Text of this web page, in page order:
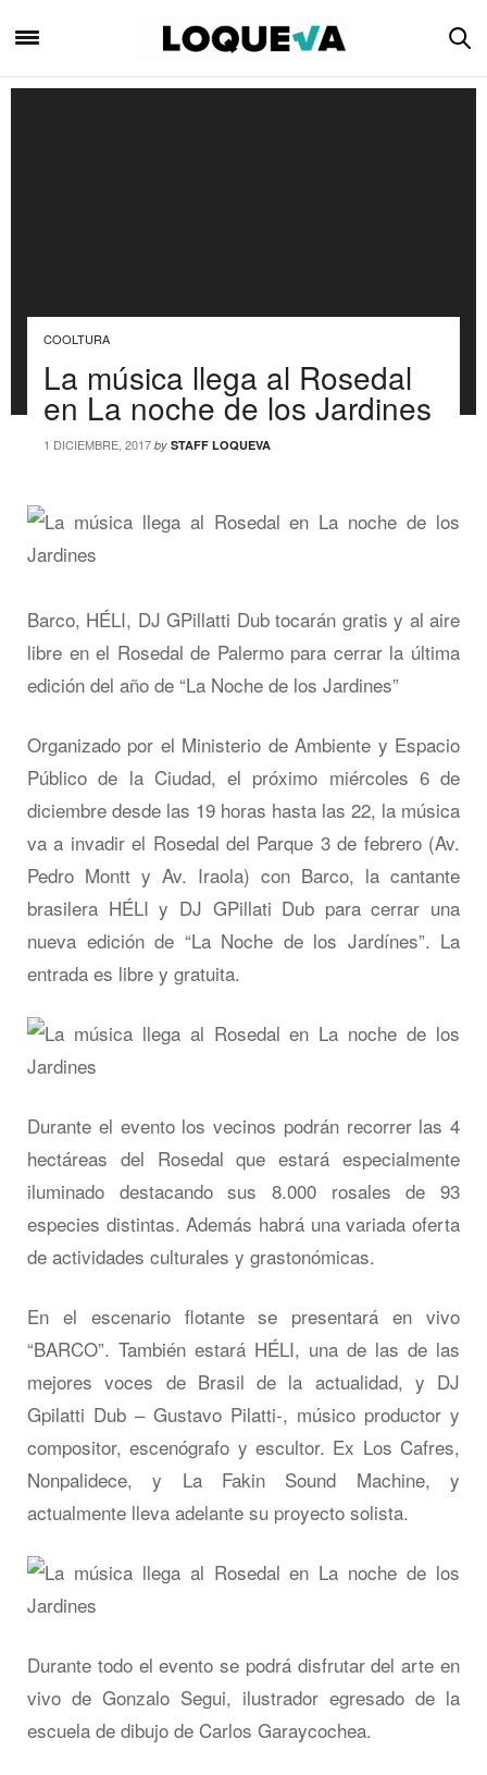
COOLTURA
La música llega al Rosedal
en La noche de los Jardines
1 DICIEMBRE, 2017 by STAFF LOQUEVA
Barco, HÉLI, DJ GPillatti Dub tocarán gratis y al aire
libre en el Rosedal de Palermo para cerrar la última
edición del año de “La Noche de los Jardines”
Organizado por el Ministerio de Ambiente y Espacio
Público de la Ciudad, el próximo miércoles 6 de
diciembre desde las 19 horas hasta las 22, la música
va a invadir el Rosedal del Parque 3 de febrero (Av.
Pedro Montt y Av. Iraola) con Barco, la cantante
brasilera HÉLI y DJ GPillati Dub para cerrar una
nueva edición de “La Noche de los Jardínes”. La
entrada es libre y gratuita.
Durante el evento los vecinos podrán recorrer las 4
hectáreas del Rosedal que estará especialmente
iluminado destacando sus 8.000 rosales de 93
especies distintas. Además habrá una variada oferta
de actividades culturales y grastonómicas.
En el escenario flotante se presentará en vivo
“BARCO”. También estará HÉLI, una de las de las
mejores voces de Brasil de la actualidad, y DJ
Gpilatti Dub – Gustavo Pilatti-, músico productor y
compositor, escenógrafo y escultor. Ex Los Cafres,
Nonpalidece, y La Fakin Sound Machine, y
actualmente lleva adelante su proyecto solista.
Durante todo el evento se podrá disfrutar del arte en
vivo de Gonzalo Segui, ilustrador egresado de la
escuela de dibujo de Carlos Garaycochea.